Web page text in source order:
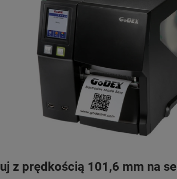
z prędkością 101,6 mm na